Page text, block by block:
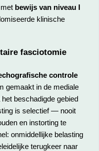
bewijs van niveau I
klinische
fasciotomie
controle
gemaakt in de mediale
beschadigde gebied
is selectief — nooit
en instorting te
onmiddellijke belasting
terugkeer naar